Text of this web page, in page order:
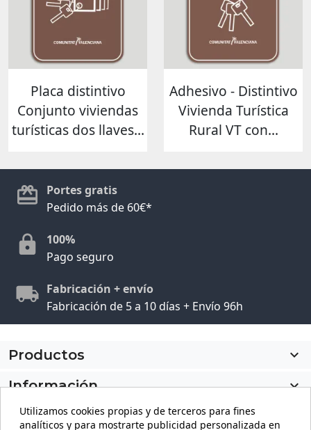
Placa distintivo
Conjunto viviendas
turísticas dos llaves...
Adhesivo - Distintivo
Vivienda Turística
Rural VT con...
Portes gratis
Pedido más de 60€*
100%
Pago seguro
Fabricación + envío
Fabricación de 5 a 10 días + Envío 96h
Productos

Información

Mi cuenta
Utilizamos cookies propias y de terceros para fines
analíticos y para mostrarte publicidad personalizada en